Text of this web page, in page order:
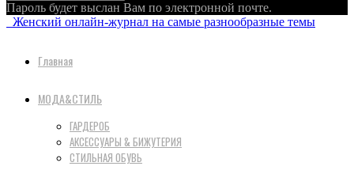
Пароль будет выслан Вам по электронной почте.
Женский онлайн-журнал на самые разнообразные темы
Главная
МОДА&СТИЛЬ
ГАРДЕРОБ
АКСЕССУАРЫ & БИЖУТЕРИЯ
СТИЛЬНАЯ ОБУВЬ